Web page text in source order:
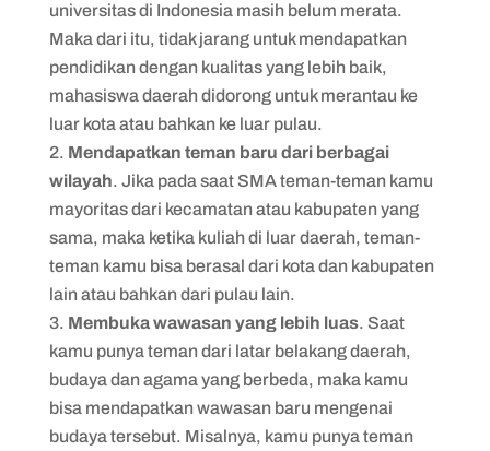
universitas di Indonesia masih belum merata.
Maka dari itu, tidak jarang untuk mendapatkan
pendidikan dengan kualitas yang lebih baik,
mahasiswa daerah didorong untuk merantau ke
luar kota atau bahkan ke luar pulau.
Mendapatkan teman baru dari berbagai
wilayah. Jika pada saat SMA teman-teman kamu
mayoritas dari kecamatan atau kabupaten yang
sama, maka ketika kuliah di luar daerah, teman-
teman kamu bisa berasal dari kota dan kabupaten
lain atau bahkan dari pulau lain.
Membuka wawasan yang lebih luas. Saat
kamu punya teman dari latar belakang daerah,
budaya dan agama yang berbeda, maka kamu
bisa mendapatkan wawasan baru mengenai
budaya tersebut. Misalnya, kamu punya teman